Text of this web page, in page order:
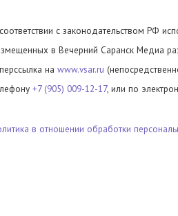
с законодательством РФ
в Вечерний Саранск Медиа
на www.vsar.ru
+7 (905) 009-12-17, или по
в отношении обработки